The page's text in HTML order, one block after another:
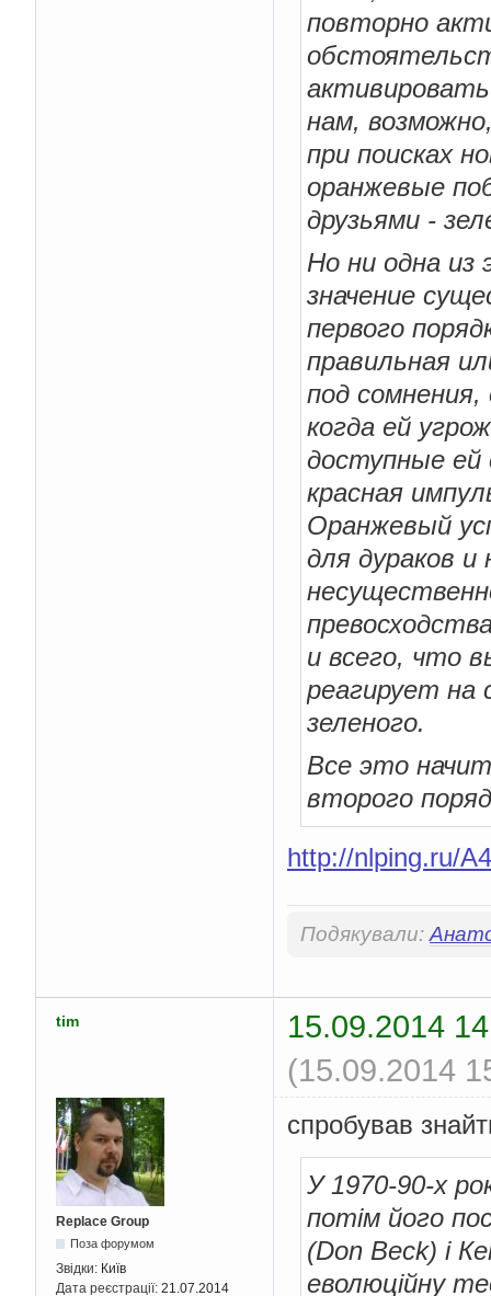
повторно
нам,
при поисках
оранжевые
друзьями -
Но ни одна
значение
первого
правильная
под
когда ей
доступные ей
красная
Оранжевый
для дураков и
и всего, что
реагирует на
зеленого.
Все это
второго
http://nlping.ru/
Подякували:
tim
15.09.2014
(15.09.2014
Replace Group
Поза форумом
Звідки: Київ
Дата реєстрації: 21.07.2014
спробував
У 1970-90-х
потім його
(Don Beck) і
еволюційну